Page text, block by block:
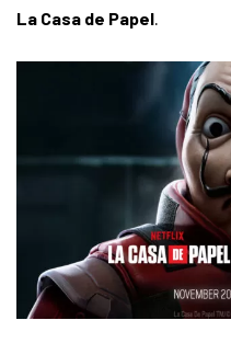
La Casa de Papel.